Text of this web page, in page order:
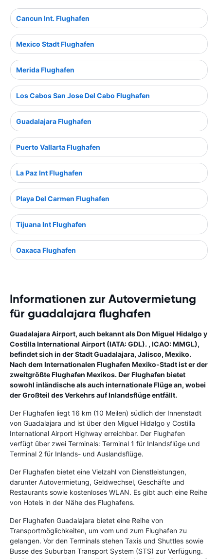
Cancun Int. Flughafen
Mexico Stadt Flughafen
Merida Flughafen
Los Cabos San Jose Del Cabo Flughafen
Guadalajara Flughafen
Puerto Vallarta Flughafen
La Paz Int Flughafen
Playa Del Carmen Flughafen
Tijuana Int Flughafen
Oaxaca Flughafen
Informationen zur Autovermietung
für guadalajara flughafen
Guadalajara Airport, auch bekannt als Don Miguel Hidalgo y
Costilla International Airport (IATA: GDL). , ICAO: MMGL),
befindet sich in der Stadt Guadalajara, Jalisco, Mexiko.
Nach dem Internationalen Flughafen Mexiko-Stadt ist er der
zweitgrößte Flughafen Mexikos. Der Flughafen bietet
sowohl inländische als auch internationale Flüge an, wobei
der Großteil des Verkehrs auf Inlandsflüge entfällt.
Der Flughafen liegt 16 km (10 Meilen) südlich der Innenstadt
von Guadalajara und ist über den Miguel Hidalgo y Costilla
International Airport Highway erreichbar. Der Flughafen
verfügt über zwei Terminals: Terminal 1 für Inlandsflüge und
Terminal 2 für Inlands- und Auslandsflüge.
Der Flughafen bietet eine Vielzahl von Dienstleistungen,
darunter Autovermietung, Geldwechsel, Geschäfte und
Restaurants sowie kostenloses WLAN. Es gibt auch eine Reihe
von Hotels in der Nähe des Flughafens.
Der Flughafen Guadalajara bietet eine Reihe von
Transportmöglichkeiten, um vom und zum Flughafen zu
gelangen. Vor den Terminals stehen Taxis und Shuttles sowie
Busse des Suburban Transport System (STS) zur Verfügung.